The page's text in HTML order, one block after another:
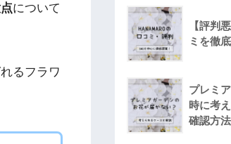
について
るフラワ
【評判
ミを徹
プレミ
時に考
確認方法